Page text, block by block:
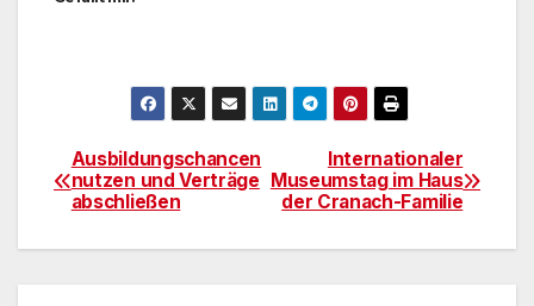
BeitragsnavigationInternationaler
Museumstag im Haus
der Cranach-Familie
Ausbildungschancen
nutzen und Verträge
abschließen